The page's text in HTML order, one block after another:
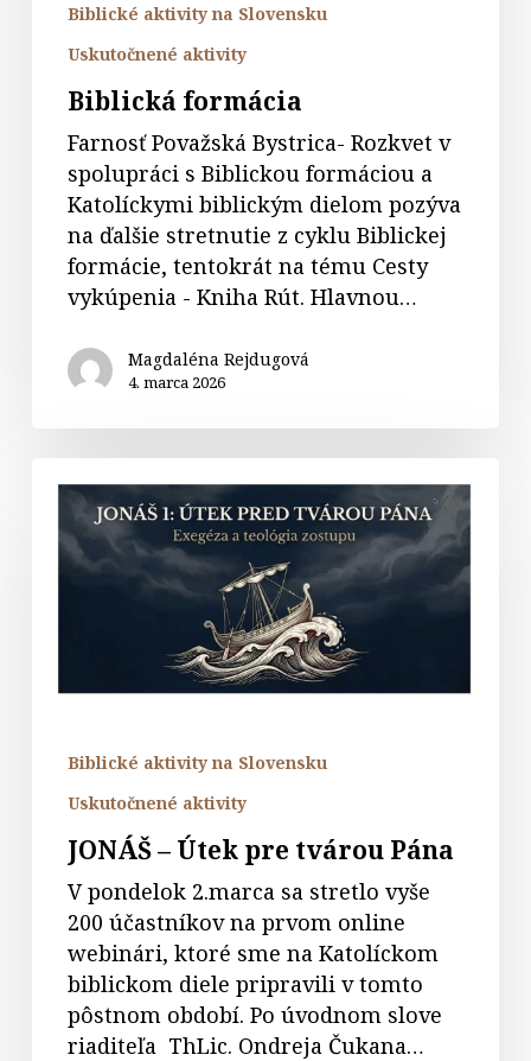
Biblické aktivity na Slovensku
Uskutočnené aktivity
Biblická formácia
Farnosť Považská Bystrica- Rozkvet v
spolupráci s Biblickou formáciou a
Katolíckymi biblickým dielom pozýva
na ďalšie stretnutie z cyklu Biblickej
formácie, tentokrát na tému Cesty
vykúpenia - Kniha Rút. Hlavnou…
Magdaléna Rejdugová
4. marca 2026
Útek
Biblické aktivity na Slovensku
Uskutočnené aktivity
JONÁŠ – Útek pre tvárou Pána
V pondelok 2.marca sa stretlo vyše
200 účastníkov na prvom online
webinári, ktoré sme na Katolíckom
biblickom diele pripravili v tomto
pôstnom období. Po úvodnom slove
riaditeľa ThLic. Ondreja Čukana…